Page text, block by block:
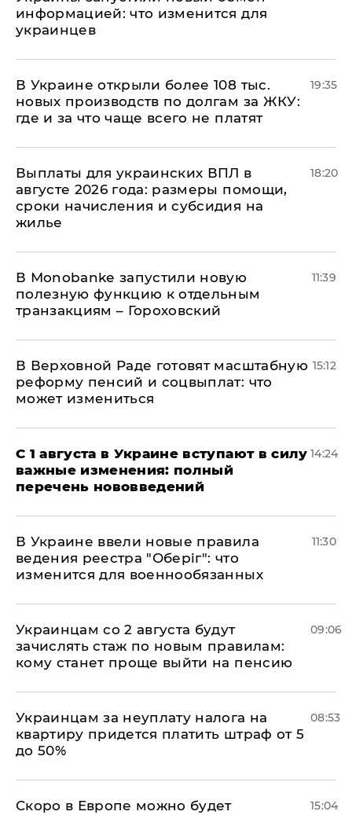
информацией: что изменится для
украинцев
В Украине открыли более 108 тыс.
новых производств по долгам за ЖКУ:
где и за что чаще всего не платят
19:35
Выплаты для украинских ВПЛ в
августе 2026 года: размеры помощи,
сроки начисления и субсидия на
жилье
18:20
В Мonobankе запустили новую
полезную функцию к отдельным
транзакциям – Гороховский
11:39
В Верховной Раде готовят масштабную
реформу пенсий и соцвыплат: что
может измениться
15:12
С 1 августа в Украине вступают в силу
важные изменения: полный
перечень нововведений
14:24
В Украине ввели новые правила
ведения реестра "Оберіг": что
изменится для военнообязанных
11:30
Украинцам со 2 августа будут
зачислять стаж по новым правилам:
кому станет проще выйти на пенсию
09:06
Украинцам за неуплату налога на
квартиру придется платить штраф от 5
до 50%
08:53
Скоро в Европе можно будет
15:04